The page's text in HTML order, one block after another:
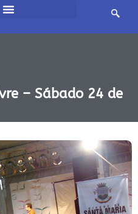
– Sábado 24 de